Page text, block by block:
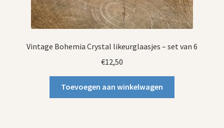
Vintage Bohemia Crystal likeurglaasjes – set van 6
€12,50
Toevoegen aan winkelwagen